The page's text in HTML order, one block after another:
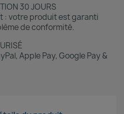
30 JOURS
: votre produit est garanti
de conformité.
Apple Pay, Google Pay &